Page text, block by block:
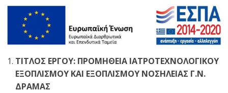
ΤΙΤΛΟΣ ΕΡΓΟΥ: ΠΡΟΜΗΘΕΙΑ ΙΑΤΡΟΤΕΧΝΟΛΟΓΙΚΟΥ
ΕΞΟΠΛΙΣΜΟΥ ΚΑΙ ΕΞΟΠΛΙΣΜΟΥ ΝΟΣΗΛΕΙΑΣ Γ.Ν.
ΔΡΑΜΑΣ